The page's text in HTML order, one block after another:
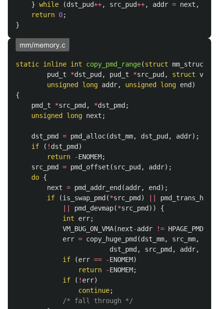
} while (dst_pud++, src_pud++, addr = next ,
return 0;
}
mm/memory.c
static inline int copy_pmd_range(struct mm_struct
pud_t
*dst_pud , pud_t *src_pud , struct
unsigned
long addr, unsigned long end )
{
pmd_t
*src_pmd , *dst_pmd ;
unsigned
long next ;
dst_pmd = pmd_alloc(dst_mm, dst_pud , addr);
if
( ! dst_pmd )
return
-ENOMEM;
src_pmd
= pmd_offset (src_pud , addr);
do {
next = pmd_addr_end (addr, end );
if
(is_swap_pmd (*src_pmd ) pmd_trans_huge
pmd_devmap(*src_pmd ))
{
int
err;
VM_BUG_ON_VMA(next-addr !=
err = copy_huge_pmd (dst_mm, src_mm,
dst_pmd , src_pmd , addr,
if
(err == -ENOMEM)
return
-ENOMEM;
if
( ! err)
continue;
/* fall through */